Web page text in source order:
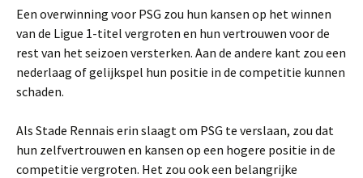
Een overwinning voor PSG zou hun kansen op het winnen
van de Ligue 1-titel vergroten en hun vertrouwen voor de
rest van het seizoen versterken. Aan de andere kant zou een
nederlaag of gelijkspel hun positie in de competitie kunnen
schaden.
Als Stade Rennais erin slaagt om PSG te verslaan, zou dat
hun zelfvertrouwen en kansen op een hogere positie in de
competitie vergroten. Het zou ook een belangrijke